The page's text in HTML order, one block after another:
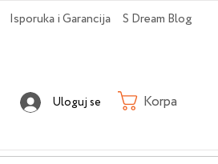
Isporuka i Garancija S Dream Blog
Uloguj se Korpa